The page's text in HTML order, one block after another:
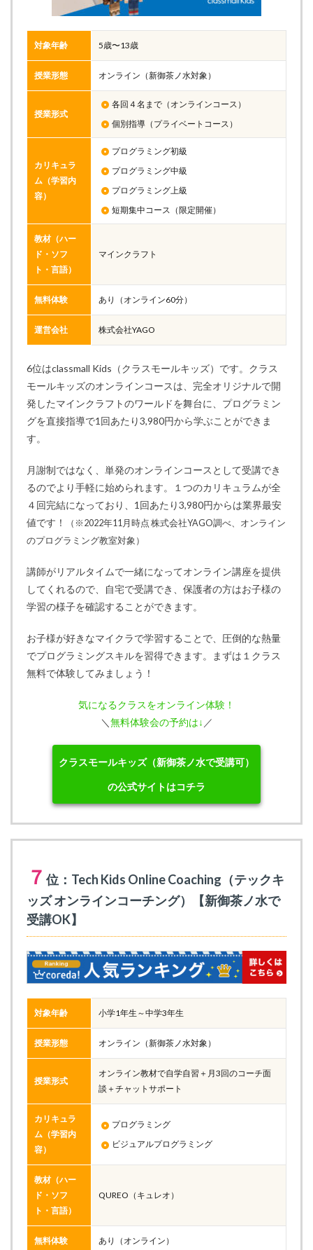
対象年齢 5歳〜13歳
授業形態 オンライン（新御茶ノ水対象）
授業形式
各回４名まで（オンラインコース）
個別指導（プライベートコース）
カリキュラ
ム（学習内
容）
プログラミング初級
プログラミング中級
プログラミング上級
短期集中コース（限定開催）
教材（ハー
ド・ソフ
ト・言語）
マインクラフト
無料体験 あり（オンライン60分）
運営会社 株式会社YAGO
6位はclassmall Kids（クラスモールキッズ）です。クラス
モールキッズのオンラインコースは、完全オリジナルで開
発したマインクラフトのワールドを舞台に、プログラミン
グを直接指導で1回あたり3,980円から学ぶことができま
す。
月謝制ではなく、単発のオンラインコースとして受講でき
るのでより手軽に始められます。１つのカリキュラムが全
４回完結になっており、1回あたり3,980円からは業界最安
値です！
（※2022年11月時点 株式会社YAGO調べ、オンライン
のプログラミング教室対象）
講師がリアルタイムで一緒になってオンライン講座を提供
してくれるので、自宅で受講でき、保護者の方はお子様の
学習の様子を確認することができます。
お子様が好きなマイクラで学習することで、圧倒的な熱量
でプログラミングスキルを習得できます。まずは１クラス
無料で体験してみましょう！
気になるクラスをオンライン体験！
＼ 無料体験会の予約は↓ ／
クラスモールキッズ（新御茶ノ水で受講可）
の公式サイトはコチラ
７ 位：Tech Kids Online Coaching（テックキ
ッズ オンラインコーチング）【新御茶ノ水で
受講OK】
対象年齢 小学1年生～中学3年生
授業形態 オンライン（新御茶ノ水対象）
授業形式
オンライン教材で自学自習＋月3回のコーチ面
談＋チャットサポート
カリキュラ
ム（学習内
容）
プログラミング
ビジュアルプログラミング
教材（ハー
ド・ソフ
ト・言語）
QUREO（キュレオ）
無料体験 あり（オンライン）